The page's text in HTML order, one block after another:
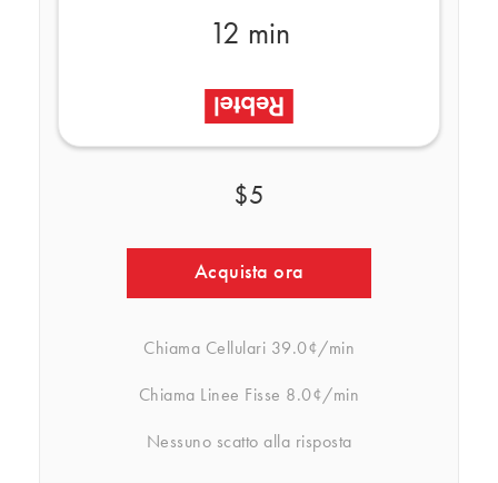
12 min
$5
Acquista ora
Chiama Cellulari 39.0¢/min
Chiama Linee Fisse 8.0¢/min
Nessuno scatto alla risposta